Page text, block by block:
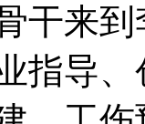
来到
指导